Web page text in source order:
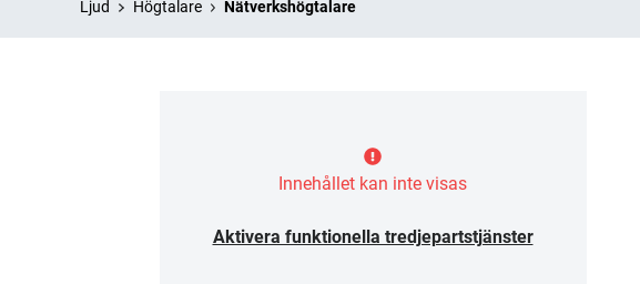
Ljud Högtalare Nätverkshögtalare
Innehållet kan inte visas
Aktivera funktionella tredjepartstjänster